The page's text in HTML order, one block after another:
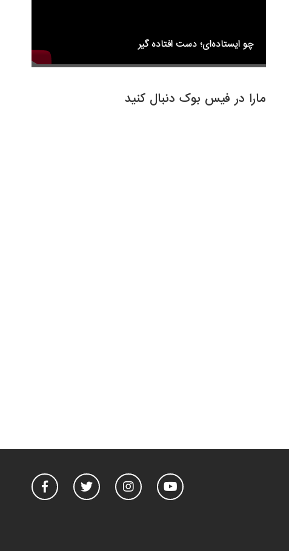
چو ایستاده‌ای؛ دست افتاده گیر
مارا در فیس بوک دنبال کنید